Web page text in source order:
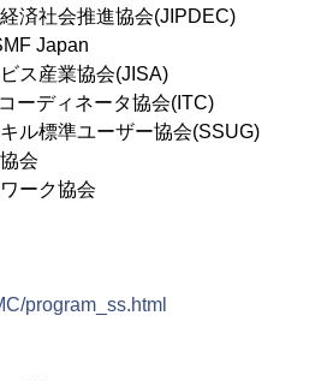
済社会推進協会(JIPDEC)
Japan
ス産業協会(JISA)
ーディネータ協会(ITC)
ル標準ユーザー協会(SSUG)
会
ーク協会
program_ss.html